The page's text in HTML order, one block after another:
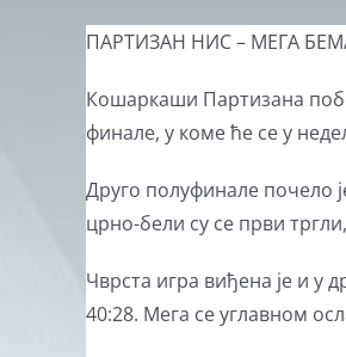
View
Image
ПАРТИЗАН НИС – МЕГА
Кошаркаши Партизана
финале, у коме ће се у
Друго полуфинале почело
црно-бели су се први
Чврста игра виђена је и у
40:28. Мега се углавном